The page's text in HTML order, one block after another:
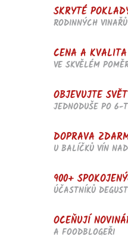
SKRYTÉ
RODINNÝCH VINAŘŮ
CENA A KVALITA
VE SKVĚLÉM
OBJEVUJTE
JEDNODUŠE PO 6-
DOPRAVA
U BALÍČKŮ VÍN
900+
ÚČASTNÍKŮ
OCEŇUJÍ
A FOODBLOGEŘI